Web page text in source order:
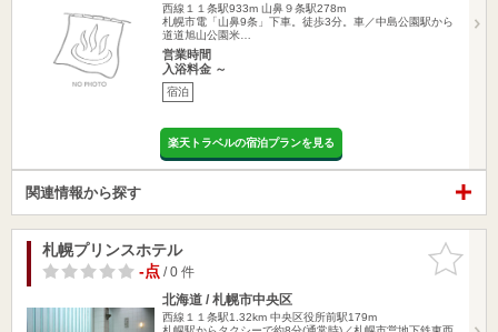
西線１１条駅933m 山鼻９条駅278m
札幌市電「山鼻9条」下車。徒歩3分。車／中島公園駅から
道道旭山公園米…
営業時間
入浴料金 ～
宿泊
楽天トラベルの宿泊プランを見る
関連情報から探す
お気に入
りに追加
札幌プリンスホテル
-点/ 0 件
北海道 / 札幌市中央区
西線１１条駅1.32km 中央区役所前駅179m